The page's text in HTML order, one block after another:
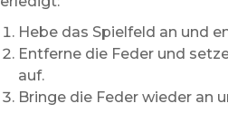
Hebe das Spielfeld an und
Entferne die Feder und
auf.
Bringe die Feder wieder an